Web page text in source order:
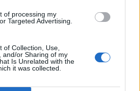
of processing my
Targeted Advertising.
of Collection, Use,
and/or Sharing of my
Is Unrelated with the
it was collected.
practicabil!
Infanteria Marină să
din Afganistan,
talibanilor